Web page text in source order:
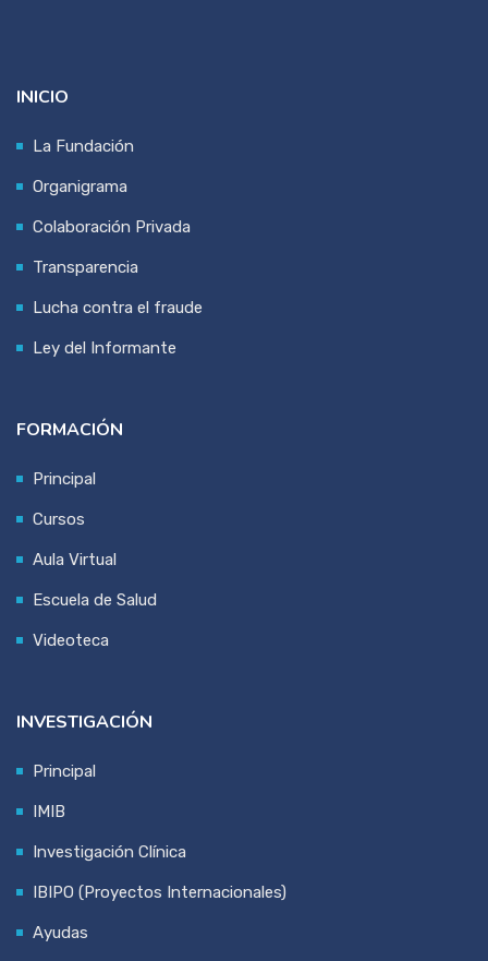
INICIO
La Fundación
Organigrama
Colaboración Privada
Transparencia
Lucha contra el fraude
Ley del Informante
FORMACIÓN
Principal
Cursos
Aula Virtual
Escuela de Salud
Videoteca
INVESTIGACIÓN
Principal
IMIB
Investigación Clínica
IBIPO (Proyectos Internacionales)
Ayudas